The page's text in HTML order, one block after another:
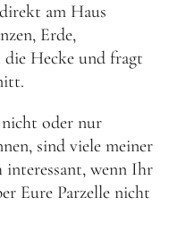
am Haus
Erde,
Hecke und fragt
oder nur
sind viele meiner
wenn Ihr
Eure Parzelle nicht